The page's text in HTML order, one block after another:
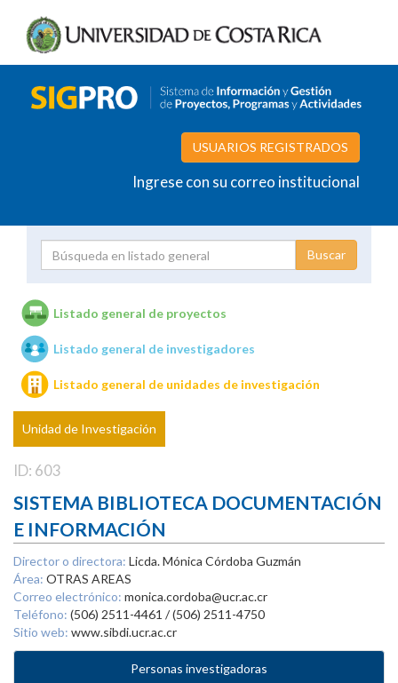
USUARIOS REGISTRADOS
Ingrese con su correo institucional
Unidades de investigación
Listado general de proyectos
Listado general de investigadores
Listado general de unidades de investigación
Unidad de Investigación
ID: 603
SISTEMA BIBLIOTECA DOCUMENTACIÓN
E INFORMACIÓN
Director o directora: Licda. Mónica Córdoba Guzmán
Área: OTRAS AREAS
Correo electrónico: monica.cordoba@ucr.ac.cr
Teléfono: (506) 2511-4461 / (506) 2511-4750
Sitio web: www.sibdi.ucr.ac.cr
Personas investigadoras